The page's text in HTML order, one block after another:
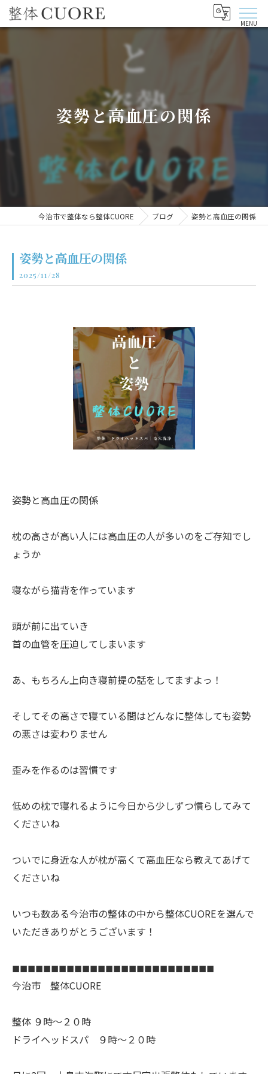
姿勢と高血圧の関係
今治市で整体なら整体CUORE ブログ 姿勢と高血圧の関係
姿勢と高血圧の関係
2025/11/28
姿勢と高血圧の関係
枕の高さが高い人には高血圧の人が多いのをご存知でし
ょうか
寝ながら猫背を作っています
頭が前に出ていき
首の血管を圧迫してしまいます
あ、もちろん上向き寝前提の話をしてますよっ！
そしてその高さで寝ている間はどんなに整体しても姿勢
の悪さは変わりません
歪みを作るのは習慣です
低めの枕で寝れるように今日から少しずつ慣らしてみて
くださいね
ついでに身近な人が枕が高くて高血圧なら教えてあげて
くださいね
いつも数ある今治市の整体の中から整体CUOREを選んで
いただきありがとうございます！
◼︎◼︎◼︎◼︎◼︎◼︎◼︎◼︎◼︎◼︎◼︎◼︎◼︎◼︎◼︎◼︎◼︎◼︎◼︎◼︎◼︎◼︎◼︎◼︎◼︎◼︎
今治市 整体CUORE
整体 ９時〜２０時
ドライヘッドスパ ９時〜２０時